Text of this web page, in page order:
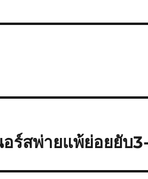
ร์สพ่ายแพ้ย่อยยับ